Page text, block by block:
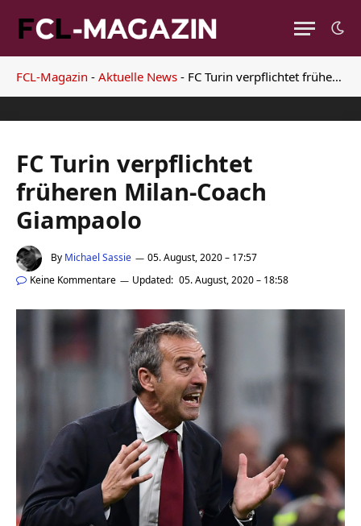
FCL-Magazin - Aktuelle News - FC Turin verpflichtet früheren Milan-Coach Giampaolo
FC Turin verpflichtet
früheren Milan-Coach
Giampaolo
By Michael Sassie
05. August, 2020 – 17:57
Keine Kommentare
Updated: 05. August, 2020 – 18:58